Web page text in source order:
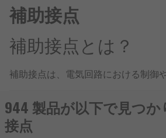
補助接点
補助接点とは？
補助接点は、電気回路における制御
リレーに付属し、機器の状態を知ら
制御回路を動作させる役割を持って
器から産業用設備に至るまで、幅広
944 製品が以下で見つ
接点